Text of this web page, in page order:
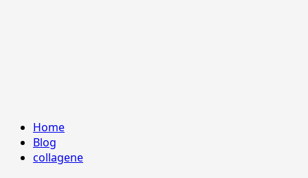
Home
Blog
collagene